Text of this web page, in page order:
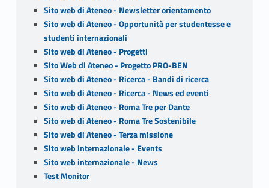
Sito web di Ateneo - Newsletter orientamento
Sito web di Ateneo - Opportunità per studentesse e
studenti internazionali
Sito web di Ateneo - Progetti
Sito Web di Ateneo - Progetto PRO-BEN
Sito web di Ateneo - Ricerca - Bandi di ricerca
Sito web di Ateneo - Ricerca - News ed eventi
Sito web di Ateneo - Roma Tre per Dante
Sito web di Ateneo - Roma Tre Sostenibile
Sito web di Ateneo - Terza missione
Sito web internazionale - Events
Sito web internazionale - News
Test Monitor